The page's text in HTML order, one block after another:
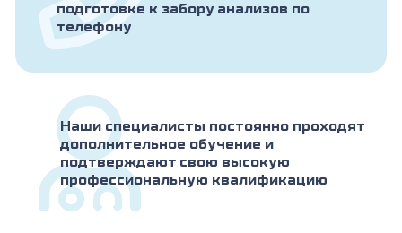
подготовке к забору анализов по
телефону
Наши специалисты постоянно проходят
дополнительное обучение и
подтверждают свою высокую
профессиональную квалификацию